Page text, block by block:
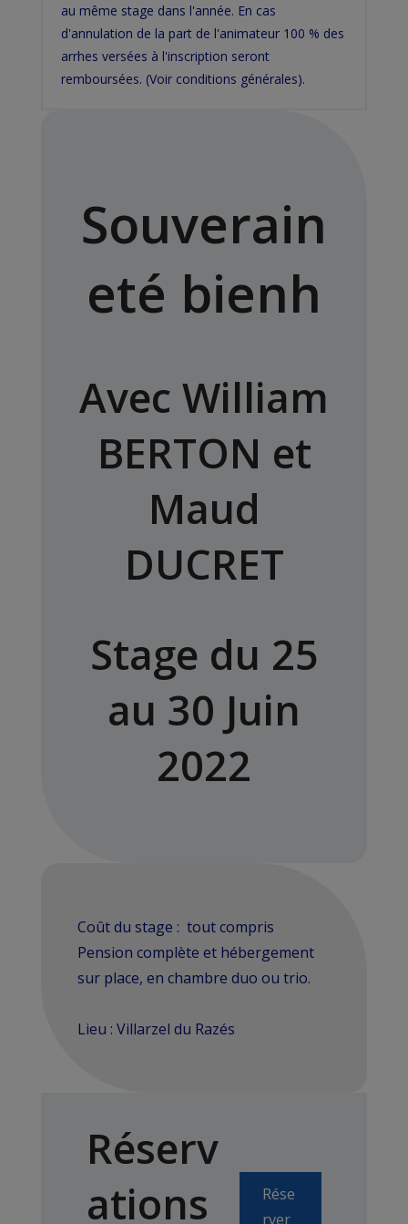
au même stage dans l'année. En cas
d'annulation de la part de l'animateur 100 % des
arrhes versées à l'inscription seront
remboursées. (Voir conditions générales).
Souverain
eté bienh
Avec William
BERTON et
Maud
DUCRET
Stage du 25
au 30 Juin
2022
Coût du stage : tout compris
Pension complète et hébergement
sur place, en chambre duo ou trio.
Lieu : Villarzel du Razés
Réserv
ations
Rése
rver